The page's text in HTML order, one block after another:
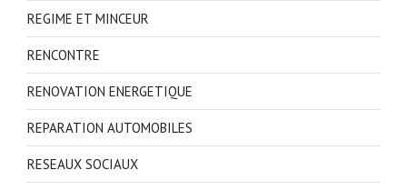
REGIME ET MINCEUR
RENCONTRE
RENOVATION ENERGETIQUE
REPARATION AUTOMOBILES
RESEAUX SOCIAUX